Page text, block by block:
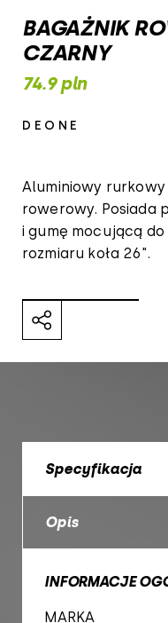
BAGAŻNIK
CZARNY
74.9 pln
DEONE
Aluminiowy
rowerowy. Posiada
i gumę mocującą
rozmiaru koła 26".
Specyfikacja
Opis
INFORMACJE
MARKA